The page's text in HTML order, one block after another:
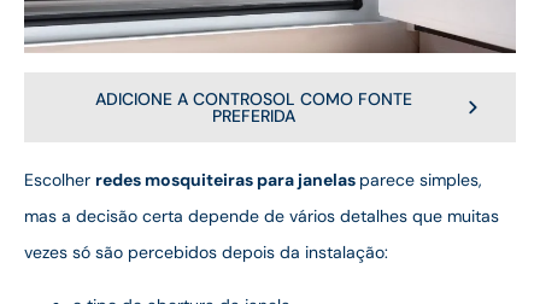
ADICIONE A CONTROSOL COMO FONTE
PREFERIDA
Escolher redes mosquiteiras para janelas parece simples,
mas a decisão certa depende de vários detalhes que muitas
vezes só são percebidos depois da instalação: